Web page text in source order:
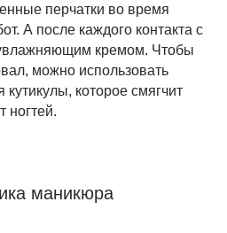
перчатки во время
А после каждого контакта с
кремом. Чтобы
можно использовать
которое смягчит
ногтей.
маникюра